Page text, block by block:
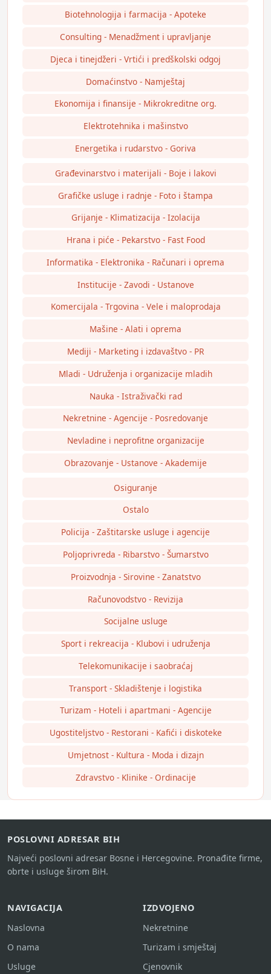
Biotehnologija i farmacija - Apoteke
Consulting - Menadžment i upravljanje
Djeca i tinejdžeri - Vrtići i predškolski odgoj
Domaćinstvo - Namještaj
Ekonomija i finansije - Mikrokreditne org.
Elektrotehnika i mašinstvo
Energetika i rudarstvo - Goriva
Građevinarstvo i materijali - Boje i lakovi
Grafičke usluge i radnje - Foto i štampa
Grijanje - Klimatizacija - Izolacija
Hrana i piće - Pekarstvo - Fast Food
Informatika - Elektronika - Računari i oprema
Institucije - Zavodi - Ustanove
Komercijala - Trgovina - Vele i maloprodaja
Mašine - Alati i oprema
Mediji - Marketing i izdavaštvo - PR
Mladi - Udruženja i organizacije mladih
Nauka - Istraživački rad
Nekretnine - Agencije - Posredovanje
Nevladine i neprofitne organizacije
Obrazovanje - Ustanove - Akademije
Osiguranje
Ostalo
Policija - Zaštitarske usluge i agencije
Poljoprivreda - Ribarstvo - Šumarstvo
Proizvodnja - Sirovine - Zanatstvo
Računovodstvo - Revizija
Socijalne usluge
Sport i rekreacija - Klubovi i udruženja
Telekomunikacije i saobraćaj
Transport - Skladištenje i logistika
Turizam - Hoteli i apartmani - Agencije
Ugostiteljstvo - Restorani - Kafići i diskoteke
Umjetnost - Kultura - Moda i dizajn
Zdravstvo - Klinike - Ordinacije
POSLOVNI ADRESAR BIH
Najveći poslovni adresar Bosne i Hercegovine. Pronađite firme,
obrte i usluge širom BiH.
NAVIGACIJA
Naslovna
O nama
Usluge
IZDVOJENO
Nekretnine
Turizam i smještaj
Cjenovnik